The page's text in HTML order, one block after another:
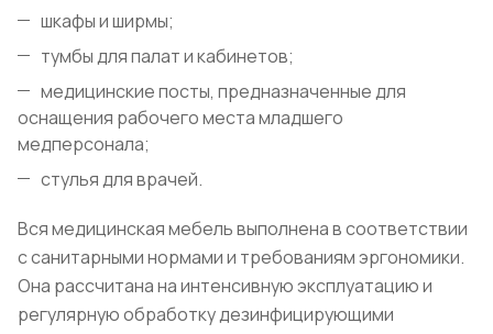
шкафы и ширмы;
тумбы для палат и кабинетов;
медицинские посты, предназначенные для
оснащения рабочего места младшего
медперсонала;
стулья для врачей.
Вся медицинская мебель выполнена в соответствии
с санитарными нормами и требованиям эргономики.
Она рассчитана на интенсивную эксплуатацию и
регулярную обработку дезинфицирующими